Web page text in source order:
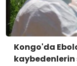
Kongo'da
kaybedenlerin